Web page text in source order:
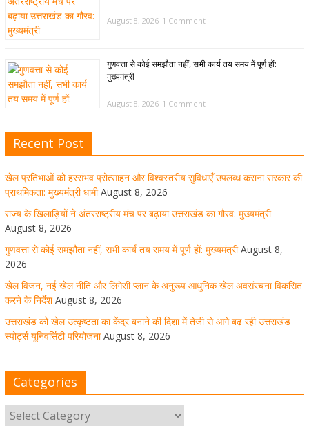
August 8, 2026 1 Comment
गुणवत्ता से कोई समझौता नहीं, सभी कार्य तय समय में पूर्ण हों:
मुख्यमंत्री
August 8, 2026 1 Comment
अवसंरचना विकसित करने के निर्देश
August 8, 2026 1 Comment
उत्तराखंड को खेल उत्कृष्टता का केंद्र बनाने की दिशा में तेजी से आगे
बढ़ रही उत्तराखंड स्पोर्ट्स यूनिवर्सिटी परियोजना
August 8, 2026 1 Comment
मुख्य सचिव ने कहा- कौशल विकास से संबंधित सभी विभाग एक
Recent Post
खेल प्रतिभाओं को हरसंभव प्रोत्साहन और विश्वस्तरीय सुविधाएँ उपलब्ध कराना सरकार की
प्राथमिकता: मुख्यमंत्री धामी August 8, 2026
राज्य के खिलाड़ियों ने अंतरराष्ट्रीय मंच पर बढ़ाया उत्तराखंड का गौरव: मुख्यमंत्री
August 8, 2026
गुणवत्ता से कोई समझौता नहीं, सभी कार्य तय समय में पूर्ण हों: मुख्यमंत्री August 8,
2026
खेल विजन, नई खेल नीति और लिगेसी प्लान के अनुरूप आधुनिक खेल अवसंरचना विकसित
करने के निर्देश August 8, 2026
उत्तराखंड को खेल उत्कृष्टता का केंद्र बनाने की दिशा में तेजी से आगे बढ़ रही उत्तराखंड
स्पोर्ट्स यूनिवर्सिटी परियोजना August 8, 2026
Categories